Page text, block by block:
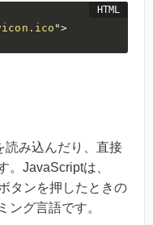
">
読み込んだり、直接
。JavaScriptは、
タンを押したときの
ング言語です。